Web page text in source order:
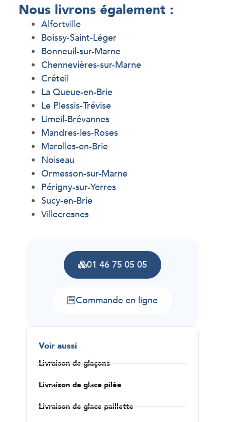
01 46 75 05 05
Commande en ligne
Voir aussi
Livraison de glaçons
Livraison de glace pilée
Livraison de glace paillette
Nous livrons également :
Alfortville
Boissy-Saint-Léger
Bonneuil-sur-Marne
Chennevières-sur-Marne
Créteil
La Queue-en-Brie
Le Plessis-Trévise
Limeil-Brévannes
Mandres-les-Roses
Marolles-en-Brie
Noiseau
Ormesson-sur-Marne
Périgny-sur-Yerres
Sucy-en-Brie
Villecresnes